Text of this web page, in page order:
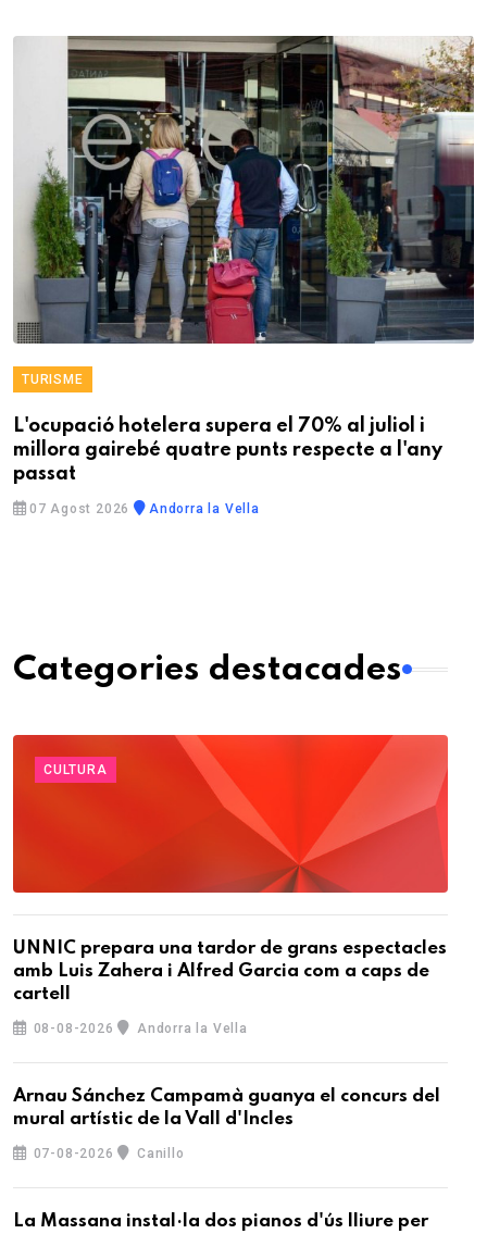
TURISME
L'ocupació hotelera supera el 70% al juliol i
millora gairebé quatre punts respecte a l'any
passat
07 Agost 2026 Andorra la Vella
Categories destacades
CULTURA
UNNIC prepara una tardor de grans espectacles
amb Luis Zahera i Alfred Garcia com a caps de
cartell
08-08-2026 Andorra la Vella
Arnau Sánchez Campamà guanya el concurs del
mural artístic de la Vall d'Incles
07-08-2026 Canillo
La Massana instal·la dos pianos d'ús lliure per